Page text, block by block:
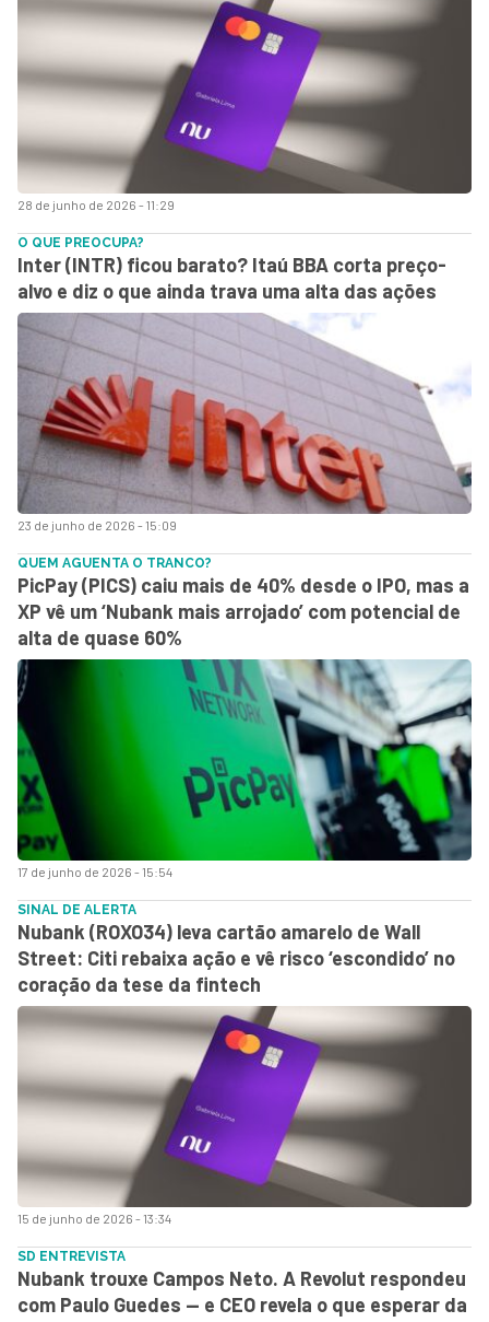
28 de junho de 2026 - 11:29
23 de junho de 2026 - 15:09
O QUE PREOCUPA?
Inter (INTR) ficou barato? Itaú BBA corta preço-
alvo e diz o que ainda trava uma alta das ações
17 de junho de 2026 - 15:54
QUEM AGUENTA O TRANCO?
PicPay (PICS) caiu mais de 40% desde o IPO, mas a
XP vê um ‘Nubank mais arrojado’ com potencial de
alta de quase 60%
15 de junho de 2026 - 13:34
SINAL DE ALERTA
Nubank (ROXO34) leva cartão amarelo de Wall
Street: Citi rebaixa ação e vê risco ‘escondido’ no
coração da tese da fintech
SD ENTREVISTA
Nubank trouxe Campos Neto. A Revolut respondeu
com Paulo Guedes — e CEO revela o que esperar da